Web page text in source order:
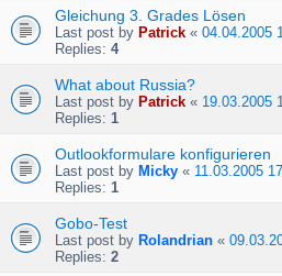
Gleichung 3. Grades Lösen
Last post by Patrick « 04.04.2005
Replies: 4
What about Russia?
Last post by Patrick « 19.03.2005
Replies: 1
Outlookformulare konfigurieren
Last post by Micky « 11.03.2005
Replies: 1
Gobo-Test
Last post by Rolandrian «
Replies: 2